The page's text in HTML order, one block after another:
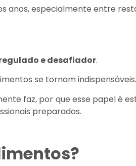
anos, especialmente entre
e desafiador.
se tornam indispensáveis.
faz, por que esse papel é
preparados.